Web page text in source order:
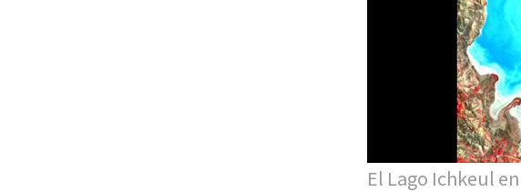
El Lago Ichkeul